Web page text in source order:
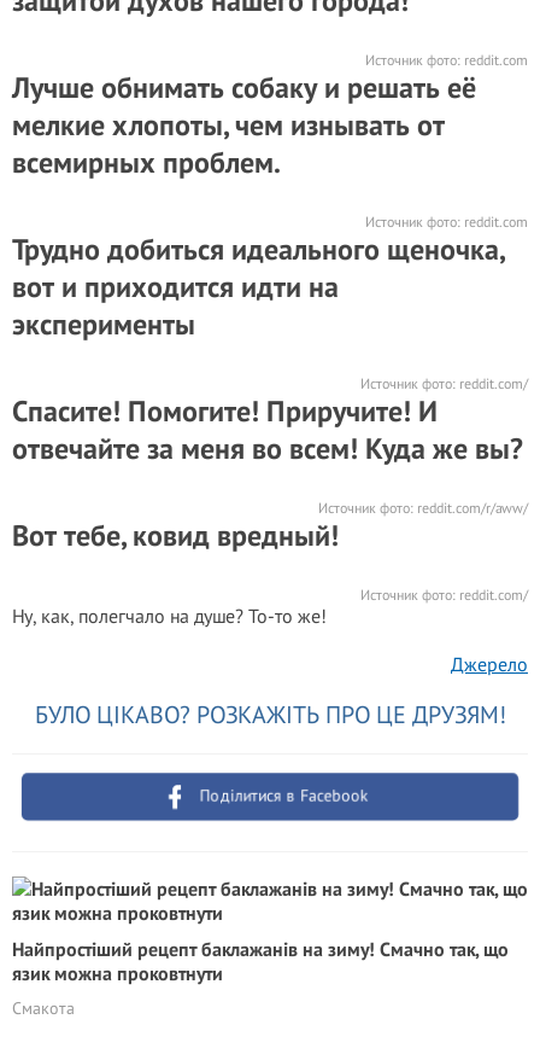
Источник фото: reddit.com
Лучше обнимать собаку и решать её
мелкие хлопоты, чем изнывать от
всемирных проблем.
Источник фото: reddit.com
Трудно добиться идеального щеночка,
вот и приходится идти на
эксперименты
Источник фото: reddit.com/
Спасите! Помогите! Приручите! И
отвечайте за меня во всем! Куда же вы?
Источник фото: reddit.com/r/aww/
Вот тебе, ковид вредный!
Источник фото: reddit.com/
Ну, как, полегчало на душе? То-то же!
Джерело
БУЛО ЦІКАВО? РОЗКАЖІТЬ ПРО ЦЕ ДРУЗЯМ!
Поділитися в Facebook
Найпростіший рецепт баклажанів на зиму! Смачно так, що
язик можна проковтнути
Смакота